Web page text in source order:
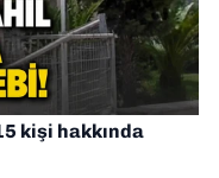
kişi hakkında